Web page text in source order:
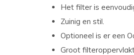
Het filter is
Zuinig en stil.
Optioneel is er een
Groot